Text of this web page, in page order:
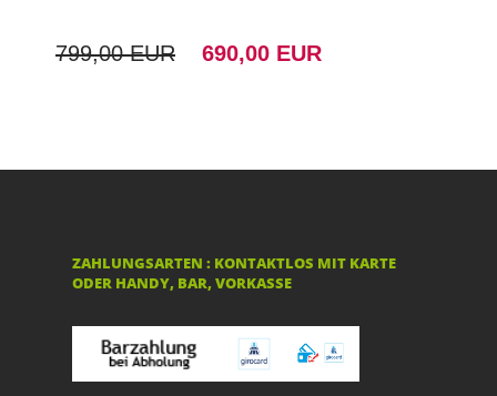
799,00 EUR 690,00 EUR
ZAHLUNGSARTEN : KONTAKTLOS MIT KARTE
ODER HANDY, BAR, VORKASSE